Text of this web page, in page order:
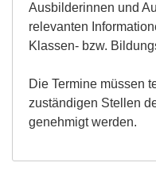
Ausbilderinnen und
relevanten
Klassen- bzw.
Die Termine müssen
zuständigen Stellen
genehmigt werden.